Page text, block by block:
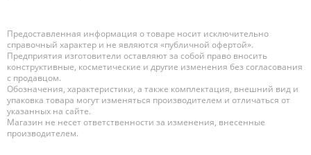
Предоставленная информация о товаре носит исключительно
справочный характер и не являются «публичной офертой».
Предприятия изготовители оставляют за собой право вносить
конструктивные, косметические и другие изменения без согласования
с продавцом.
Обозначения, характеристики, а также комплектация, внешний вид и
упаковка товара могут изменяться производителем и отличаться от
указанных на сайте.
Магазин не несет ответственности за изменения, внесенные
производителем.